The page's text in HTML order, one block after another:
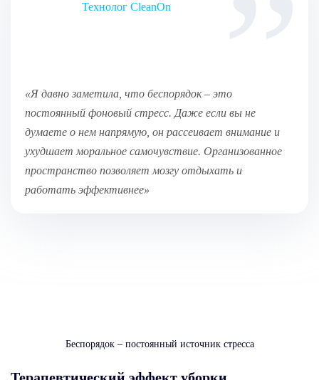
Технолог CleanOn
«Я давно заметила, что беспорядок – это
постоянный фоновый стресс. Даже если вы не
думаете о нем напрямую, он рассеивает внимание и
ухудшает моральное самочувствие. Организованное
пространство позволяет мозгу отдыхать и
работать эффективнее»
Беспорядок – постоянный источник стресса